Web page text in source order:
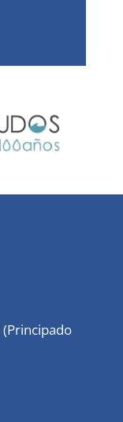
(Principado